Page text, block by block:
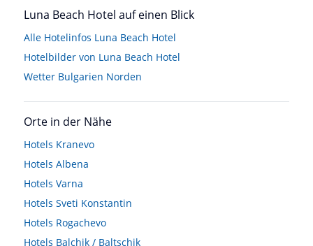
Luna Beach Hotel auf einen Blick
Alle Hotelinfos Luna Beach Hotel
Hotelbilder von Luna Beach Hotel
Wetter Bulgarien Norden
Orte in der Nähe
Hotels Kranevo
Hotels Albena
Hotels Varna
Hotels Sveti Konstantin
Hotels Rogachevo
Hotels Balchik / Baltschik